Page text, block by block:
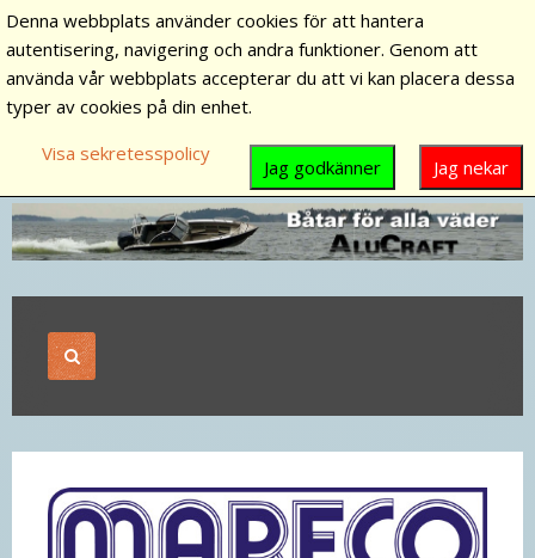
Denna webbplats använder cookies för att hantera
autentisering, navigering och andra funktioner. Genom att
använda vår webbplats accepterar du att vi kan placera dessa
typer av cookies på din enhet.
Visa sekretesspolicy
Jag nekar
Jag godkänner